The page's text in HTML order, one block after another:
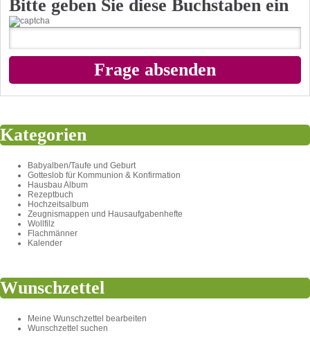
Bitte geben Sie diese Buchstaben ein
Kategorien
Babyalben/Taufe und Geburt
Gotteslob für Kommunion & Konfirmation
Hausbau Album
Rezeptbuch
Hochzeitsalbum
Zeugnismappen und Hausaufgabenhefte
Wollfilz
Flachmänner
Kalender
Wunschzettel
Meine Wunschzettel bearbeiten
Wunschzettel suchen